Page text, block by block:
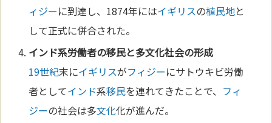
ィジーに到達し、1874年にはイギリスの植民地と
して正式に併合された。
インド系労働者の移民と多文化社会の形成
19世紀末にイギリスがフィジーにサトウキビ労働
者としてインド系移民を連れてきたことで、 フィ
ジーの社会は多文化化が進んだ。